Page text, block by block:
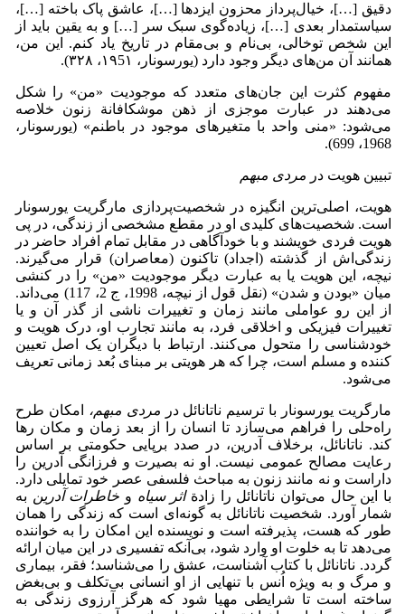
دقیق […]، خیال‌پرداز محزون ایزدها […]، عاشق پاک باخته […]،
سیاستمدار بعدی […]، زیاده‌گوی سبک سر […] و به یقین باید از
این شخص توخالی، بی‌نام و بی‌مقام در تاریخ یاد کنم. این من،
همانند آن من‌های دیگر وجود دارد (یورسونار، ١٩5١، ٣٢٨).
مفهوم کثرت این جان‌های متعدد که موجودیت «من» را شکل
می‌دهند در عبارت موجزی از ذهن موشکافانة زنون خلاصه
می‌شود: «منی واحد با متغیرهای موجود در باطنم» (یورسونار،
1968، 699).
تبیین هویت در مردی مبهم
هویت، اصلی‌ترین انگیزه در شخصیت‌پردازی مارگریت یورسونار
است. شخصیت‌های کلیدی او در مقطع مشخصی از زندگی، در پی
هویت فردی خویشند و با خودآگاهی در مقابل تمام افراد حاضر در
زندگی‌اش از گذشته (اجداد) تاکنون (معاصران) قرار می‌گیرند.
نیچه، این هویت یا به عبارت دیگر موجودیت «من» را در کنشی
میان «بودن و شدن» (نقل قول از نیچه، 1998، ج 2، 117) می‌داند.
از این رو عواملی مانند زمان و تغییرات ناشی از گذر آن و یا
تغییرات فیزیکی و اخلاقی فرد، به مانند تجارب او، درک هویت و
خودشناسی را متحول می‌کنند. ارتباط با دیگران یک اصل تعیین
کننده و مسلم است، چرا که هر هویتی بر مبنای بُعد زمانی تعریف
می‌شود.
مارگریت یورسونار با ترسیم ناتانائل در مردی مبهم،
امکان طرح
راه‌حلی را فراهم می‌سازد تا انسان را از بعد زمان و مکان رها
کند. ناتانائل، برخلاف آدرین، در صدد برپایی حکومتی بر اساس
رعایت مصالح عمومی نیست. او نه بصیرت و فرزانگی آدرین را
داراست و نه مانند زنون به مباحث فلسفی عصر خود تمایلی دارد.
با این حال می‌توان ناتانائل را زادةاثر سیاه و خاطرات آدرین به
شمار آورد. شخصیت ناتانائل به گونه‌ای است که زندگی را همان
طور که هست، پذیرفته است و نویسنده این امکان را به خواننده
می‌دهد تا به خلوت او وارد شود، بی‌آنکه تفسیری در این میان ارائه
گردد. ناتانائل با کتاب آشناست، عشق را می‌شناسد؛ فقر، بیماری
و مرگ و به ویژه اُنس با تنهایی از او انسانی بی‌تکلف و بی‌بغض
ساخته است تا شرایطی مهیا شود که هرگز آرزوی زندگی به